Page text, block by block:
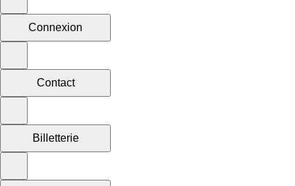
Connexion
Contact
Billetterie